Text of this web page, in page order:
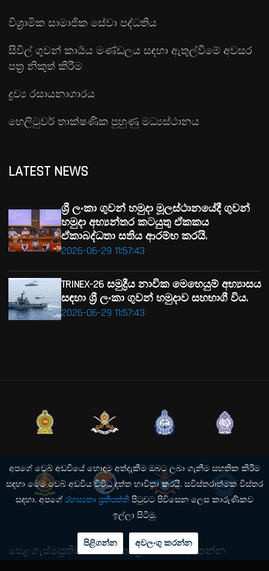
විශ්‍රාමික සාමාජික සේවා පද්ධතිය
සිවිල් ගුවන් කාර්‍යය මණ්ඩලය සඳහා ඇතුල්වීමේ අවසර
පත්‍ර නිකුත් කිරීම
ද්‍රව්‍ය රසායනාගාරය
හෙලිටුවර් තාක්ෂණික පුහුණු මධ්‍යස්ථානය
LATEST NEWS
2026-06-29 11:57:43
ශ්‍රී ලංකා ගුවන් හමුදා මූලස්ථානයේදී ගුවන්
හමුදා අභ්‍යන්තර කටයුතු ඒකකය
ඒකාබද්ධතා සතිය ආරම්භ කරයි.
2026-06-29 11:57:43
TRINEX-26 සමුද්‍රීය නාවික මෙහෙයුම් අභ්‍යාසය
සඳහා ශ්‍රී ලංකා ගුවන් හමුදාව සහභාගී විය.
පෙළගැස්මප්‍රතිචාරරහස්‍යතා ප්‍රතිපත්තියඅමතන්න
අපගේ වෙබ් අඩවියේ හොඳම අත්දැකීම ඔබට ලබා ගැනීම සහතික කිරීම
සඳහා මෙම වෙබ් අඩවිය විවිධ දත්ත භාවිතා කරයි. සවිස්තරාත්මක විස්තර
සඳහා, අපගේ රහස්‍යතා ප්‍රතිපත්ති පිටුවට පිවිසෙන ලෙස කාරුණිකව
ඉල්ලා සිටිමු.
පිළිගන්න අවලංගු කරන්න